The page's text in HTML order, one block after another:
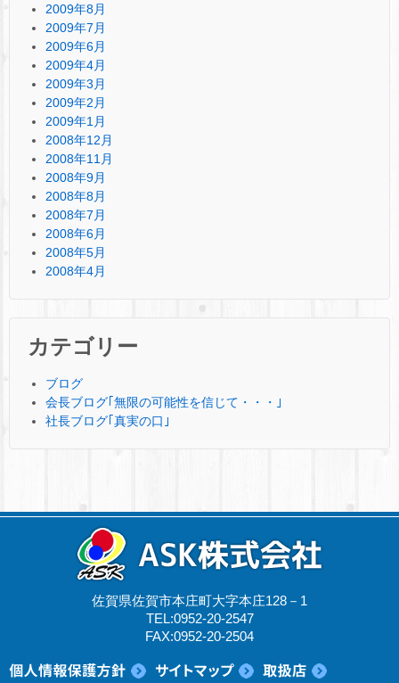
2009年8月
2009年7月
2009年6月
2009年4月
2009年3月
2009年2月
2009年1月
2008年12月
2008年11月
2008年9月
2008年8月
2008年7月
2008年6月
2008年5月
2008年4月
カテゴリー
ブログ
会長ブログ｢無限の可能性を信じて・・・｣
社長ブログ｢真実の口｣
佐賀県佐賀市本庄町大字本庄128－1
TEL:0952-20-2547
FAX:0952-20-2504